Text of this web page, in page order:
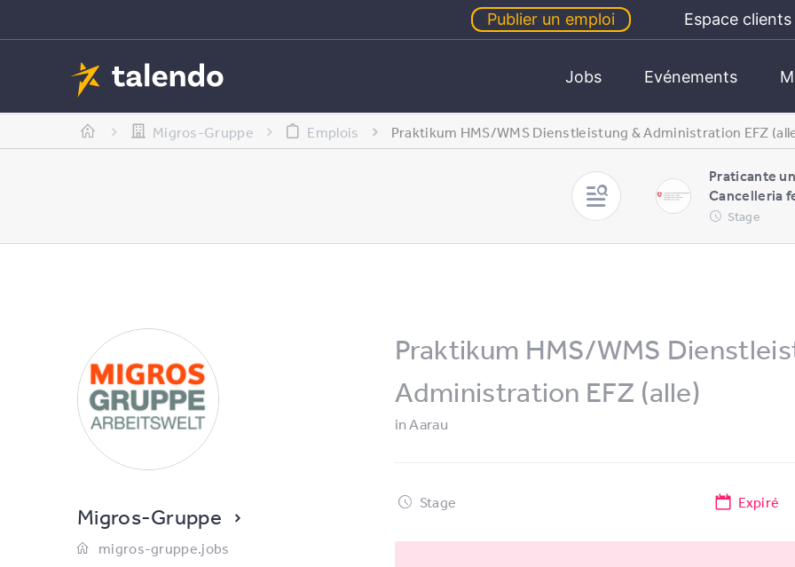
Publier un emploi Espace clients
Jobs Evénements
Migros-Gruppe Emplois Praktikum HMS/​WMS Dienstleistung & Administration EFZ
Praticante
Cancelleria
Stage
Migros-Gruppe
migros-gruppe.jobs
Praktikum HMS/​WMS
Administration EFZ (alle)
inAarau
Stage Expiré